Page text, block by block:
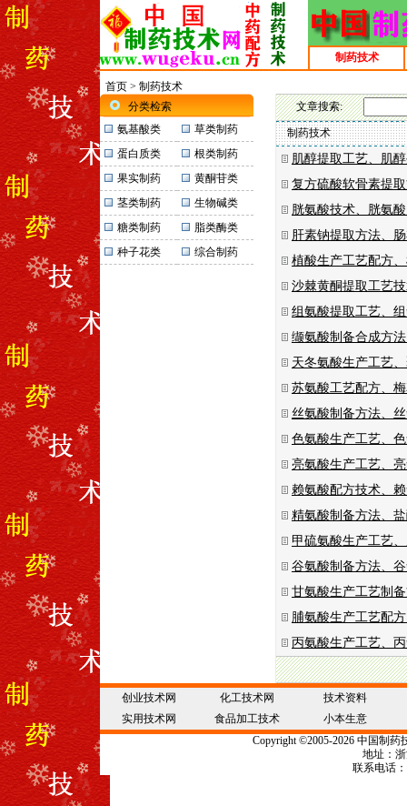
制药技术
首页 > 制药技术
分类检索
氨基酸类
草类制药
蛋白质类
根类制药
果实制药
黄酮苷类
茎类制药
生物碱类
糖类制药
脂类酶类
种子花类
综合制药
文章搜索:
制药技术
肌醇提取工艺、肌
复方硫酸软骨素提
胱氨酸技术、胱氨
肝素钠提取方法、
植酸生产工艺配方
沙棘黄酮提取工艺
组氨酸提取工艺、
缬氨酸制备合成方
天冬氨酸生产工艺
苏氨酸工艺配方、
丝氨酸制备方法、
色氨酸生产工艺、
亮氨酸生产工艺、
赖氨酸配方技术、
精氨酸制备方法、
甲硫氨酸生产工艺
谷氨酸制备方法、
甘氨酸生产工艺制
脯氨酸生产工艺配
丙氨酸生产工艺、
创业技术网 化工技术网
技术资料
实用技术网
食品加工技术
小本生意
Copyright©2005-2026 中国制药
地址：
联系电话：